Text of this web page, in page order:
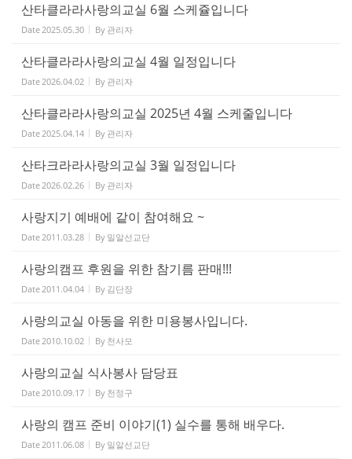
산타클라라사랑의교실 6월 스케쥴입니다
Date2025.05.30 By 관리자
산타클라라사랑의교실 4월 일정입니다
Date2026.04.02 By 관리자
산타클라라사랑의교실 2025년 4월 스케줄입니다
Date2025.04.14 By 관리자
산타크라라사랑의교실 3월 일정입니다
Date2026.02.26 By 관리자
사랑지기 예배에 같이 참여해요 ~
Date2011.03.28 By 밀알선교단
사랑의캠프 후원을 위한 참기름 판매!!!
Date2011.04.04 By 김단장
사랑의교실 아동을 위한 미용봉사입니다.
Date2010.10.02 By 천사모
사랑의교실 식사봉사 담당표
Date2010.09.17 By 천정구
사랑의 캠프 준비 이야기(1) 실수를 통해 배우다.
Date2011.06.08 By 밀알선교단